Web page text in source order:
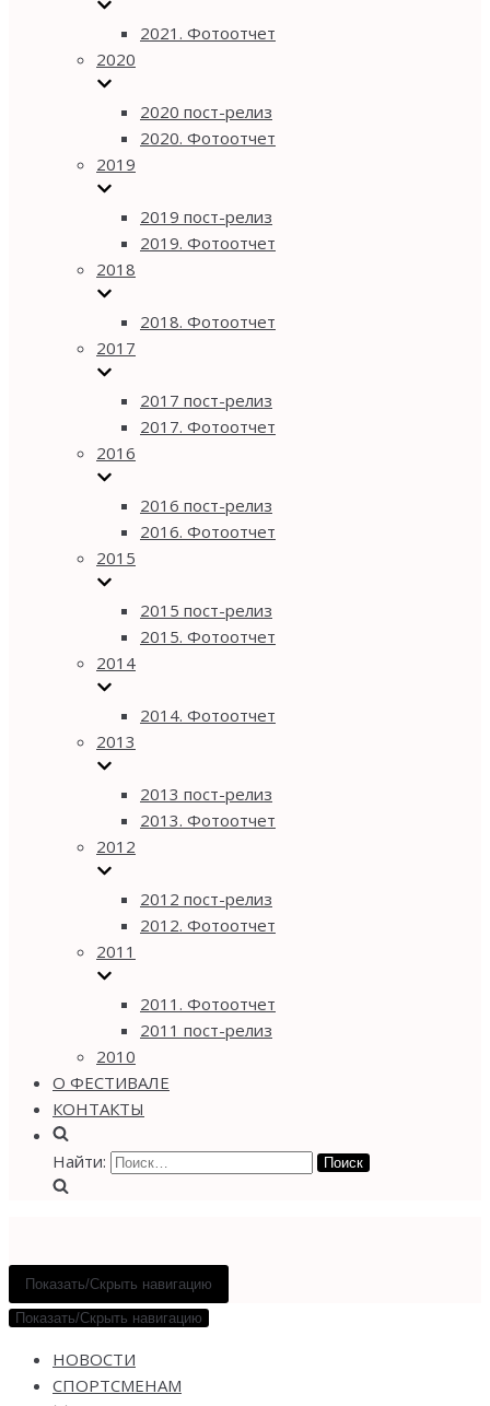
2021. Фотоотчет
2020
2020 пост-релиз
2020. Фотоотчет
2019
2019 пост-релиз
2019. Фотоотчет
2018
2018. Фотоотчет
2017
2017 пост-релиз
2017. Фотоотчет
2016
2016 пост-релиз
2016. Фотоотчет
2015
2015 пост-релиз
2015. Фотоотчет
2014
2014. Фотоотчет
2013
2013 пост-релиз
2013. Фотоотчет
2012
2012 пост-релиз
2012. Фотоотчет
2011
2011. Фотоотчет
2011 пост-релиз
2010
О ФЕСТИВАЛЕ
КОНТАКТЫ
Найти:
Показать/Скрыть навигацию
Показать/Скрыть навигацию
НОВОСТИ
СПОРТСМЕНАМ